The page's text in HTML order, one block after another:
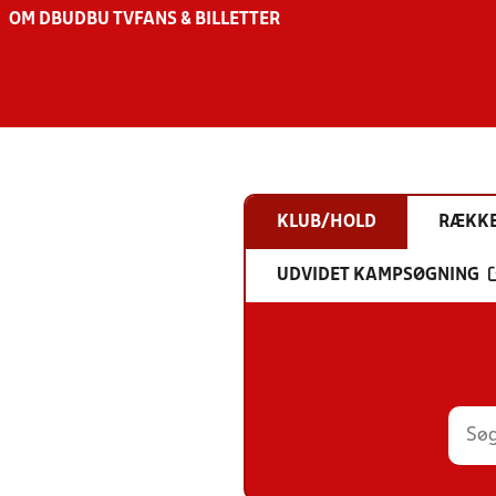
OM DBU DBU TV FANS & BILLETTER
KLUB/HOLD
UDVIDET KAMPSØGNING